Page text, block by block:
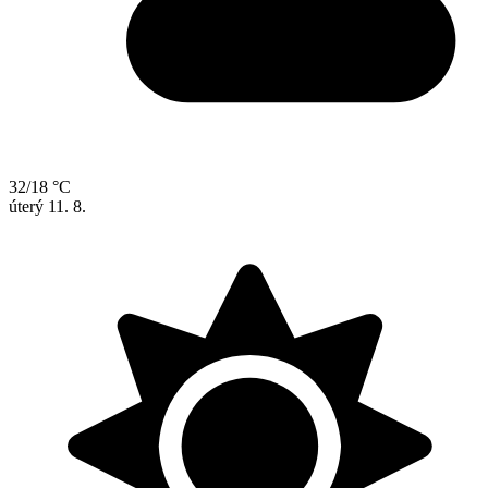
32/18 °C
úterý 11. 8.